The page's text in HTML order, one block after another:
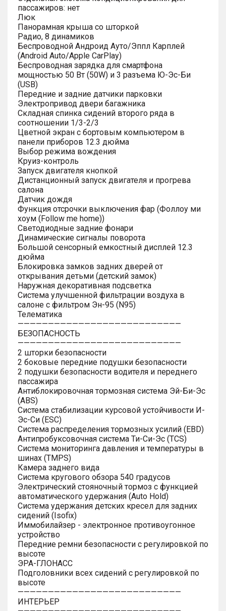
пассажиров: нет
Люк
Панорамная крыша со шторкой
Радио, 8 динамиков
Беспроводной Андроид Ауто/Эппл Карплей
(Android Auto/Apple CarPlay)
Беспроводная зарядка для смартфона
мощностью 50 Вт (50W) и 3 разъема Ю-Эс-Би
(USB)
Передние и задние датчики парковки
Электропривод двери багажника
Складная спинка сидений второго ряда в
соотношении 1/3-2/3
Цветной экран с бортовым компьютером в
панели приборов 12.3 дюйма
Выбор режима вождения
Круиз-контроль
Запуск двигателя кнопкой
Дистанционный запуск двигателя и прогрева
салона
Датчик дождя
Функция отсрочки выключения фар (Фоллоу ми
хоум (Follow me home))
Светодиодные задние фонари
Динамические сигналы поворота
Большой сенсорный емкостный дисплей 12.3
дюйма
Блокировка замков задних дверей от
открывания детьми (детский замок)
Наружная декоративная подсветка
Система улучшенной фильтрации воздуха в
салоне с фильтром Эн-95 (N95)
Телематика
———————————————————————————
БЕЗОПАСНОСТЬ
———————————————————————————
2 шторки безопасности
2 боковые передние подушки безопасности
2 подушки безопасности водителя и переднего
пассажира
Антиблокировочная тормозная система Эй-Би-Эс
(ABS)
Система стабилизации курсовой устойчивости И-
Эс-Си (ESC)
Система распределения тормозных усилий (EBD)
Антипробуксовочная система Ти-Си-Эс (TCS)
Система мониторинга давления и температуры в
шинах (TMPS)
Камера заднего вида
Система кругового обзора 540 градусов
Электрический стояночный тормоз с функцией
автоматического удержания (Auto Hold)
Система удержания детских кресел для задних
сидений (Isofix)
Иммобилайзер - электронное противоугонное
устройство
Передние ремни безопасности с регулировкой по
высоте
ЭРА-ГЛОНАСС
Подголовники всех сидений с регулировкой по
высоте
———————————————————————————
ИНТЕРЬЕР